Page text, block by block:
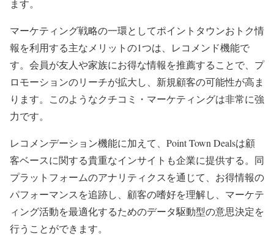
ます。
マーケティング戦略の一環としてポイントタウンおトク情
報を利用する主なメリットの1つは、レコメンド機能で
す。会員が友人や家族にお得な情報を推薦することで、プ
ロモーションのリーチが拡大し、新規顧客の可能性が高ま
ります。このようなクチコミ・マーケティングは非常に強
力です。
レコメンデーション機能に加えて、Point Town Dealsは顧
客ベースに関する貴重なインサイトも企業に提供する。同
プラットフォームのアナリティクスを通じて、お得情報の
パフォーマンスを追跡し、顧客の嗜好を理解し、マーケテ
ィング活動を最適化するためのデータ駆動型の意思決定を
行うことができます。